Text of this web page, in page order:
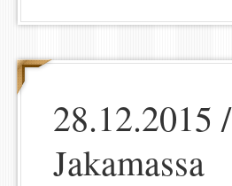
28.12.2015 /
Jakamassa